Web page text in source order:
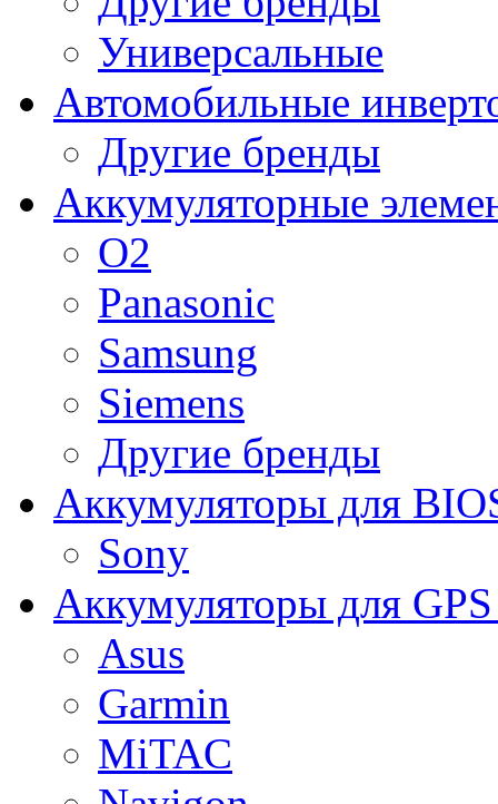
Универсальные
Автомобильные
Другие бренды
Аккумуляторные
O2
Panasonic
Samsung
Siemens
Другие бренды
Аккумуляторы для
Sony
Аккумуляторы для GPS
Asus
Garmin
MiTAC